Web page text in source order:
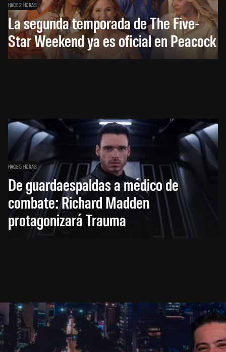
HACE 2 HORAS
La segunda temporada de The Five-
Star Weekend ya es oficial en Peacock
HACE 5 HORAS
De guardaespaldas a médico de
combate: Richard Madden
protagonizará Trauma